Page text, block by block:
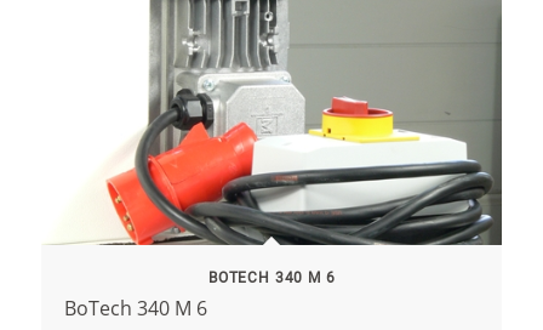
BOTECH 340 M 6
BoTech 340 M 6